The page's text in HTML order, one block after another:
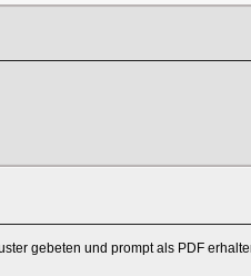
gebeten und prompt als PDF